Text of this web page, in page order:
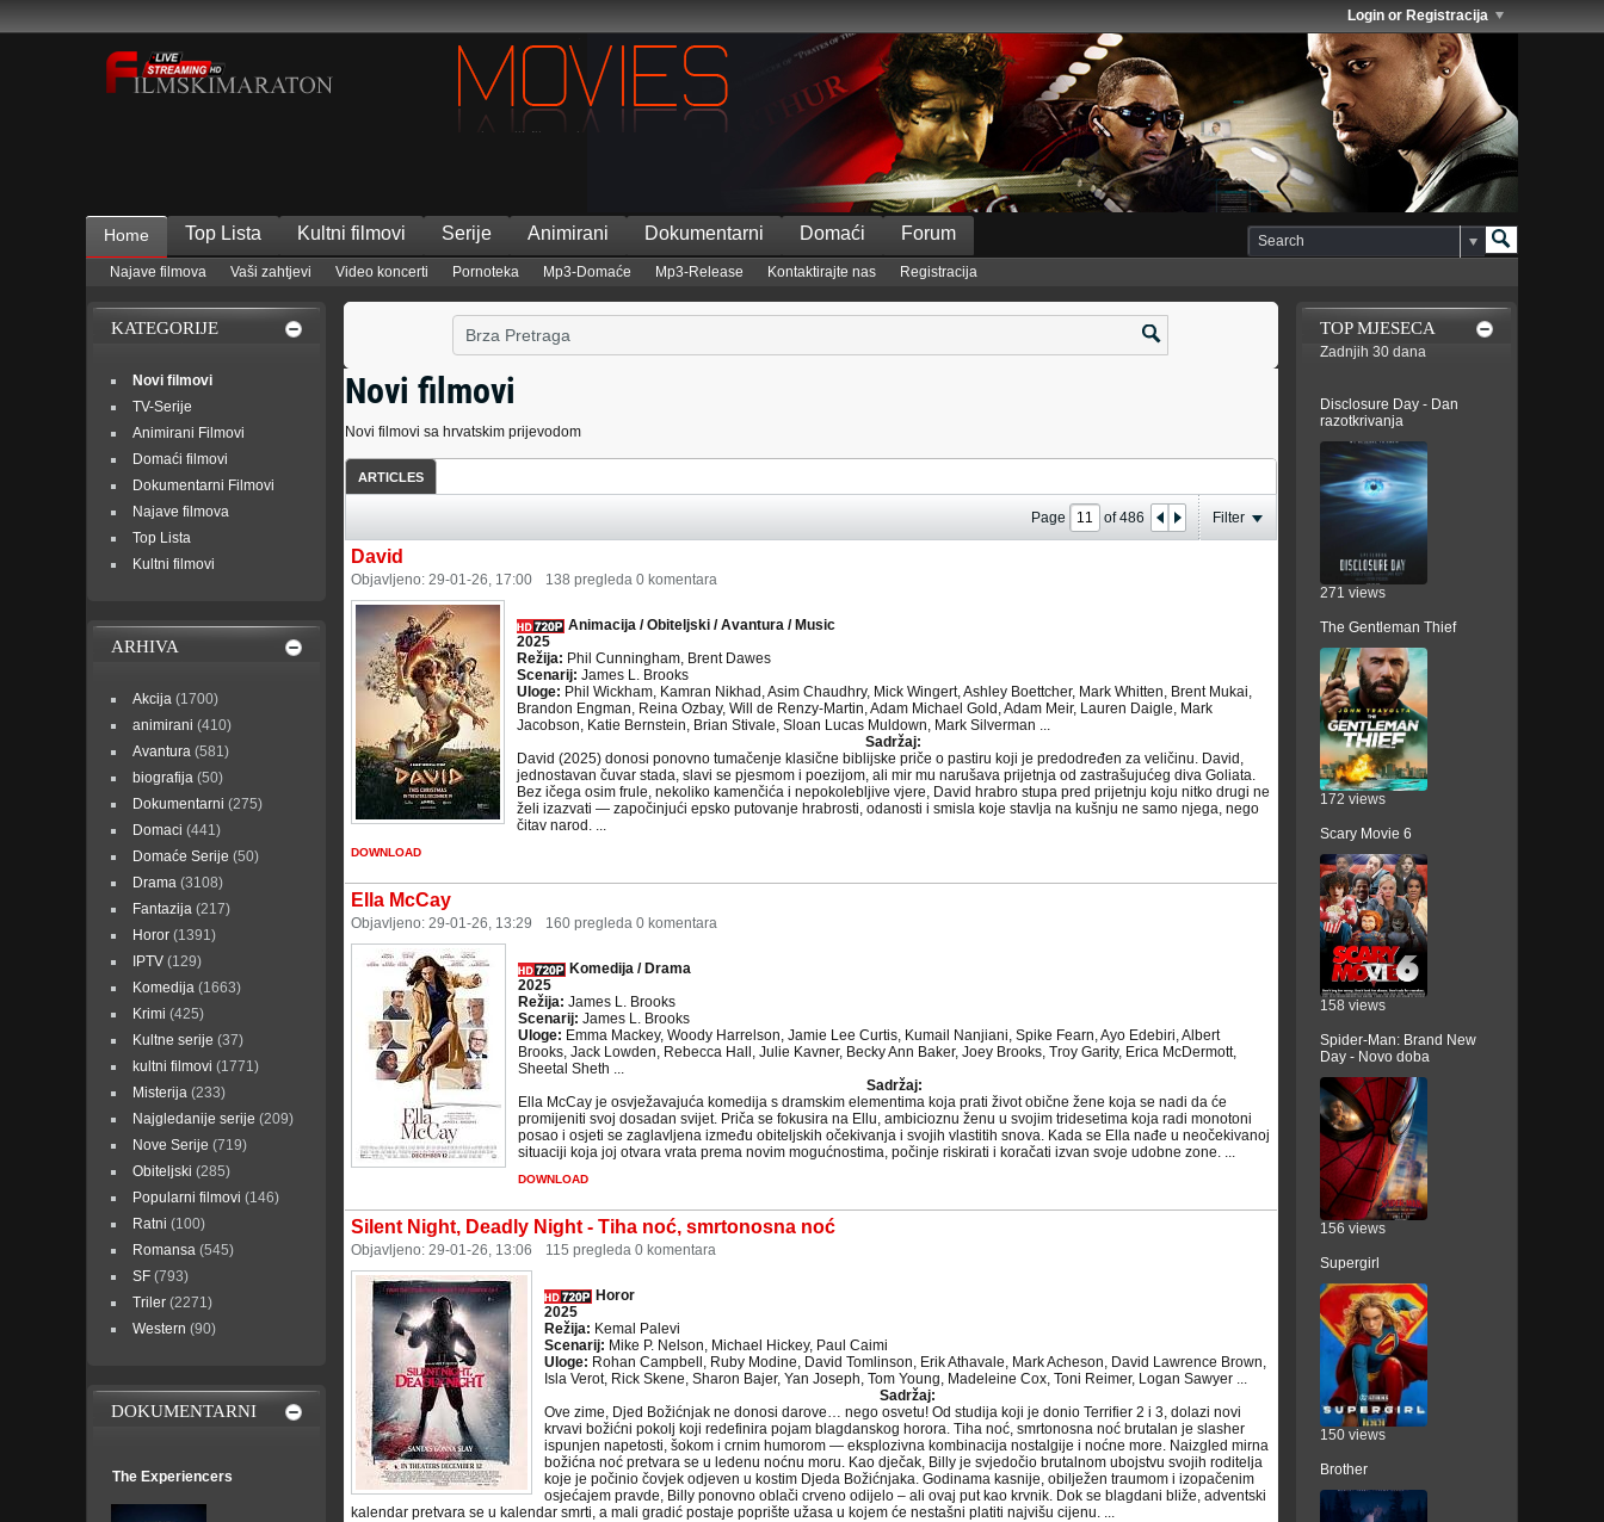
Login or Registracija
Home Top Lista Kultni filmovi Serije Animirani Dokumentarni Domaći Forum
Najave filmova Vaši zahtjevi Video koncerti Pornoteka Mp3-Domaće Mp3-Release Kontaktirajte nas Registracija
Novi filmovi
Novi filmovi sa hrvatskim prijevodom
ARTICLES
Page of486 Filter
David
Objavljeno: 29-01-26, 17:00 138 pregleda 0 komentara
Animacija / Obiteljski / Avantura / Music
2025
Režija: Phil Cunningham, Brent Dawes
Scenarij: James L. Brooks
Uloge: Phil Wickham, Kamran Nikhad, Asim Chaudhry, Mick Wingert, Ashley Boettcher, Mark Whitten, Brent Mukai,
Brandon Engman, Reina Ozbay, Will de Renzy-Martin, Adam Michael Gold, Adam Meir, Lauren Daigle, Mark
Jacobson, Katie Bernstein, Brian Stivale, Sloan Lucas Muldown, Mark Silverman ...
Sadržaj:
David (2025) donosi ponovno tumačenje klasične biblijske priče o pastiru koji je predodređen za veličinu. David,
jednostavan čuvar stada, slavi se pjesmom i poezijom, ali mir mu narušava prijetnja od zastrašujućeg diva Goliata.
Bez ičega osim frule, nekoliko kamenčića i nepokolebljive vjere, David hrabro stupa pred prijetnju koju nitko drugi ne
želi izazvati — započinjući epsko putovanje hrabrosti, odanosti i smisla koje stavlja na kušnju ne samo njega, nego
čitav narod. ...
DOWNLOAD
Ella McCay
Objavljeno: 29-01-26, 13:29 160 pregleda 0 komentara
Komedija / Drama
2025
Režija: James L. Brooks
Scenarij: James L. Brooks
Uloge: Emma Mackey, Woody Harrelson, Jamie Lee Curtis, Kumail Nanjiani, Spike Fearn, Ayo Edebiri, Albert
Brooks, Jack Lowden, Rebecca Hall, Julie Kavner, Becky Ann Baker, Joey Brooks, Troy Garity, Erica McDermott,
Sheetal Sheth ...
Sadržaj:
Ella McCay je osvježavajuća komedija s dramskim elementima koja prati život obične žene koja se nadi da će
promijeniti svoj dosadan svijet. Priča se fokusira na Ellu, ambicioznu ženu u svojim tridesetima koja radi monotoni
posao i osjeti se zaglavljena između obiteljskih očekivanja i svojih vlastitih snova. Kada se Ella nađe u neočekivanoj
situaciji koja joj otvara vrata prema novim mogućnostima, počinje riskirati i koračati izvan svoje udobne zone. ...
DOWNLOAD
Silent Night, Deadly Night - Tiha noć, smrtonosna noć
Objavljeno: 29-01-26, 13:06 115 pregleda 0 komentara
Horor
2025
Režija: Kemal Palevi
Scenarij: Mike P. Nelson, Michael Hickey, Paul Caimi
Uloge: Rohan Campbell, Ruby Modine, David Tomlinson, Erik Athavale, Mark Acheson, David Lawrence Brown,
Isla Verot, Rick Skene, Sharon Bajer, Yan Joseph, Tom Young, Madeleine Cox, Toni Reimer, Logan Sawyer ...
Sadržaj:
Ove zime, Djed Božićnjak ne donosi darove… nego osvetu! Od studija koji je donio Terrifier 2 i 3, dolazi novi
krvavi božićni pokolj koji redefinira pojam blagdanskog horora. Tiha noć, smrtonosna noć brutalan je slasher
ispunjen napetosti, šokom i crnim humorom — eksplozivna kombinacija nostalgije i noćne more. Naizgled mirna
božićna noć pretvara se u ledenu noćnu moru. Kao dječak, Billy je svjedočio brutalnom ubojstvu svojih roditelja
koje je počinio čovjek odjeven u kostim Djeda Božićnjaka. Godinama kasnije, obilježen traumom i izopačenim
osjećajem pravde, Billy ponovno oblači crveno odijelo – ali ovaj put kao krvnik. Dok se blagdani bliže, adventski
kalendar pretvara se u kalendar smrti, a mali gradić postaje poprište užasa u kojem će nestašni platiti najvišu cijenu. ...
KATEGORIJE
Novi filmovi
TV-Serije
Animirani Filmovi
Domaći filmovi
Dokumentarni Filmovi
Najave filmova
Top Lista
Kultni filmovi
ARHIVA
Akcija(1700)
animirani (410)
Avantura(581)
biografija(50)
Dokumentarni (275)
Domaci (441)
Domaće Serije (50)
Drama(3108)
Fantazija(217)
Horor(1391)
IPTV(129)
Komedija(1663)
Krimi (425)
Kultne serije (37)
kultni filmovi (1771)
Misterija(233)
Najgledanije serije (209)
Nove Serije (719)
Obiteljski (285)
Popularni filmovi (146)
Ratni (100)
Romansa(545)
SF(793)
Triler(2271)
Western (90)
DOKUMENTARNI
The Experiencers
TOP MJESECA
Zadnjih 30 dana
Disclosure Day - Dan
razotkrivanja
271 views
The Gentleman Thief
172 views
Scary Movie 6
158 views
Spider-Man: Brand New
Day - Novo doba
156 views
Supergirl
150 views
Brother